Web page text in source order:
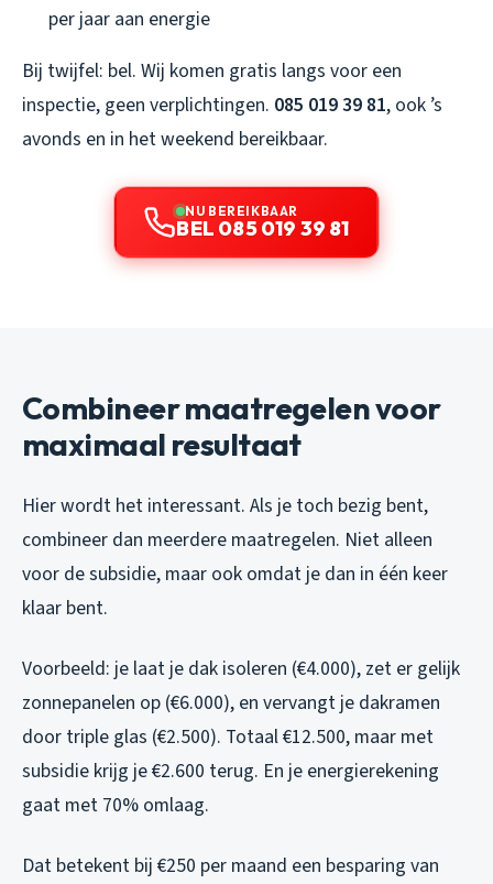
per jaar aan energie
Bij twijfel: bel. Wij komen gratis langs voor een
inspectie, geen verplichtingen. 085 019 39 81, ook ’s
avonds en in het weekend bereikbaar.
NU BEREIKBAAR
BEL 085 019 39 81
Combineer maatregelen voor
maximaal resultaat
Hier wordt het interessant. Als je toch bezig bent,
combineer dan meerdere maatregelen. Niet alleen
voor de subsidie, maar ook omdat je dan in één keer
klaar bent.
Voorbeeld: je laat je dak isoleren (€4.000), zet er gelijk
zonnepanelen op (€6.000), en vervangt je dakramen
door triple glas (€2.500). Totaal €12.500, maar met
subsidie krijg je €2.600 terug. En je energierekening
gaat met 70% omlaag.
Dat betekent bij €250 per maand een besparing van